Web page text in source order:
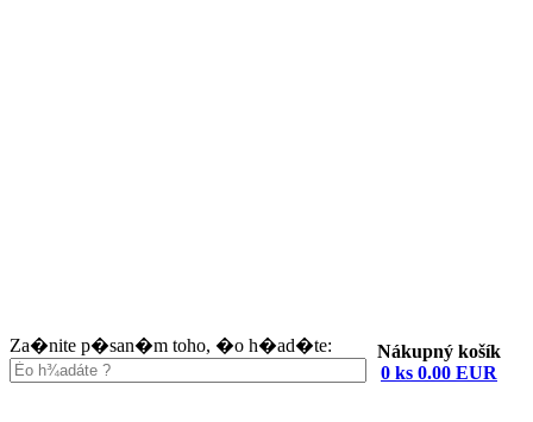
Za�nite p�san�m toho, �o h�ad�te:
Nákupný košík
0 ks 0.00 EUR